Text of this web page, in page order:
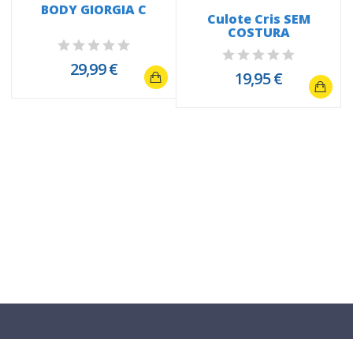
BODY GIORGIA C
29,99 €
Culote Cris SEM
COSTURA
19,95 €